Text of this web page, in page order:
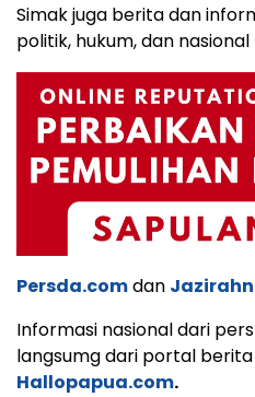
Simak juga berita dan
politik, hukum, dan
Persda.comdan
Informasi nasional dari
langsumg dari portal berita
Hallopapua.com.